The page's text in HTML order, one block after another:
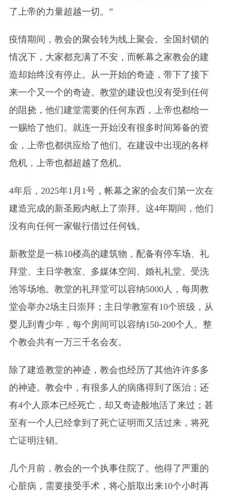
了上帝的力量超越一切。”
疫情期间，教会的聚会转为线上聚会。全国封锁的
情况下，大家都充满了不安，而帐幕之家教会的建
造却始终没有停止。从一开始的奇迹，带下了接下
来一个又一个的奇迹。教堂的建设也没有受到任何
的阻挠，他们建堂需要的任何东西，上帝也都给一
一赐给了他们。就连一开始没有很多时间筹备的资
金，上帝也都供应给了他们。在建设中出现的各样
危机，上帝也都超越了危机。
4年后，2025年1月1号，帐幕之家的会友们第一次在
建造完成的新圣殿内献上了崇拜。这4年期间，他们
没有向任何一家银行借过任何钱。
新教堂是一栋10楼高的建筑物，配备有停车场、礼
拜堂、主日学教室、多媒体空间、婚礼礼堂、受洗
池等场地。教堂的礼拜堂可以容纳5000人，每周教
堂会举办2场主日崇拜；主日学教室有10个班级，从
婴儿到青少年，每个房间可以容纳150-200个人。整
个教会共有一万三千名会友。
除了建造教堂的神迹，教会也经历了其他许许多多
的神迹。教会中，有很多人的病痛得到了医治；还
有4个人原本已经死亡，却又奇迹般地活了来过；甚
至有一个人已经拿到了死亡证明而又活过来，将死
亡证明注销。
几个月前，教会的一个执事住院了。他得了严重的
心脏病，需要接受手术，将心脏取出来10个小时再